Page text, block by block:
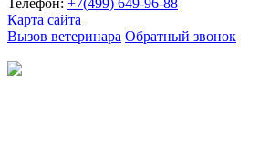
Телефон: +7(499) 649-96-88
Карта сайта
Вызов ветеринара Обратный звонок